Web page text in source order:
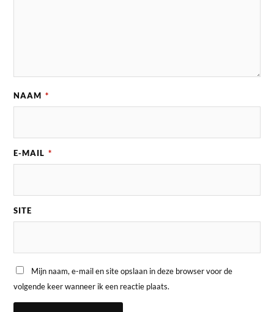
NAAM *
E-MAIL *
SITE
Mijn naam, e-mail en site opslaan in deze browser voor de
volgende keer wanneer ik een reactie plaats.